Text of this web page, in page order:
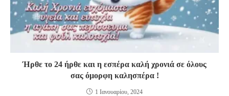
Ήρθε το 24 ήρθε και η εσπέρα καλή χρονιά σε όλους
σας όμορφη καλησπέρα !
1 Ιανουαρίου, 2024